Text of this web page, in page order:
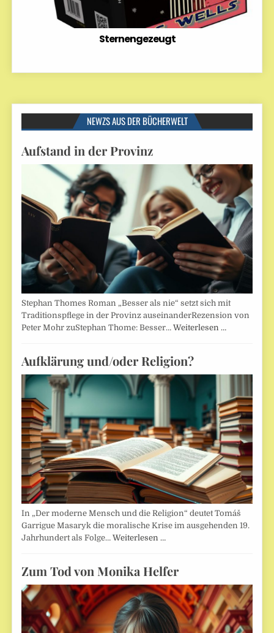
Sternengezeugt
NEWZS AUS DER BÜCHERWELT
Aufstand in der Provinz
Stephan Thomes Roman „Besser als nie“ setzt sich mit
Traditionspflege in der Provinz auseinanderRezension von
Peter Mohr zuStephan Thome: Besser…Weiterlesen …
Aufklärung und/oder Religion?
In „Der moderne Mensch und die Religion“ deutet Tomáš
Garrigue Masaryk die moralische Krise im ausgehenden 19.
Jahrhundert als Folge…Weiterlesen …
Zum Tod von Monika Helfer